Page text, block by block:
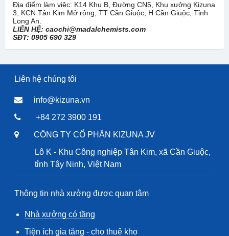
Địa điểm làm việc: K14 Khu B, Đường CN5, Khu xưởng Kizuna
3, KCN Tân Kim Mở rộng, TT Cần Giuộc, H Cần Giuộc, Tỉnh
Long An.
LIÊN HỆ: caochi@madalchemists.com
SĐT: 0905 690 329
Liên hệ chúng tôi
info@kizuna.vn
+84 272 3900 191
CÔNG TY CỔ PHẦN KIZUNA JV
Lô K - Khu Công nghiệp Tân Kim, xã Cần Giuộc,
tỉnh Tây Ninh, Việt Nam
Thông tin nhà xưởng được quan tâm
Nhà xưởng có tầng
Tiện ích gia tăng - cho thuê kho